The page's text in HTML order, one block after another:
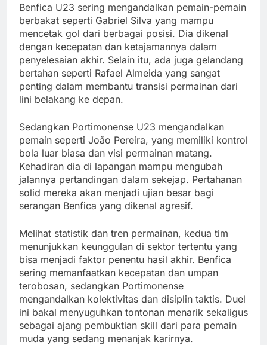
Benfica U23 sering mengandalkan pemain-pemain
berbakat seperti Gabriel Silva yang mampu
mencetak gol dari berbagai posisi. Dia dikenal
dengan kecepatan dan ketajamannya dalam
penyelesaian akhir. Selain itu, ada juga gelandang
bertahan seperti Rafael Almeida yang sangat
penting dalam membantu transisi permainan dari
lini belakang ke depan.
Sedangkan Portimonense U23 mengandalkan
pemain seperti João Pereira, yang memiliki kontrol
bola luar biasa dan visi permainan matang.
Kehadiran dia di lapangan mampu mengubah
jalannya pertandingan dalam sekejap. Pertahanan
solid mereka akan menjadi ujian besar bagi
serangan Benfica yang dikenal agresif.
Melihat statistik dan tren permainan, kedua tim
menunjukkan keunggulan di sektor tertentu yang
bisa menjadi faktor penentu hasil akhir. Benfica
sering memanfaatkan kecepatan dan umpan
terobosan, sedangkan Portimonense
mengandalkan kolektivitas dan disiplin taktis. Duel
ini bakal menyuguhkan tontonan menarik sekaligus
sebagai ajang pembuktian skill dari para pemain
muda yang sedang menanjak karirnya.